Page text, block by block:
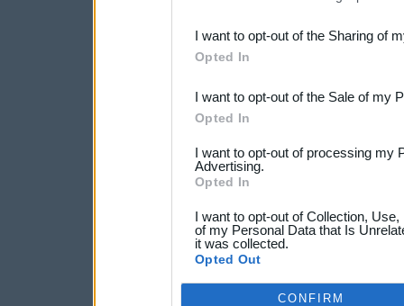
Downstream Participants
third parties.
I want to opt-out of the Sharing of
Opted In
I want to opt-out of the Sale of my
Opted In
I want to opt-out of processing my
Advertising.
Opted In
I want to opt-out of Collection,
of my Personal Data that Is
it was collected.
Opted Out
CONFIRM